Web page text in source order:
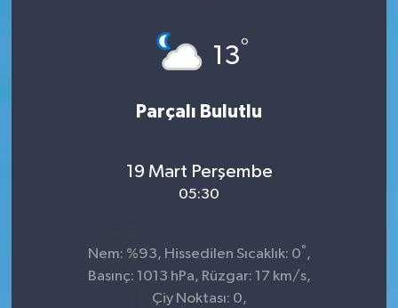
13°
Parçalı Bulutlu
19 Mart Perşembe
05:30
Nem: %93, Hissedilen Sıcaklık: 0° ,
Basınç: 1013 hPa, Rüzgar: 17 km/s,
Çiy Noktası: 0,